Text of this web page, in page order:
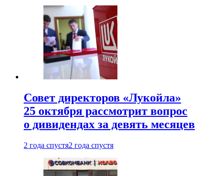
Совет директоров «Лукойла»
25 октября рассмотрит вопрос
о дивидендах за девять месяцев
2 года спустя2 года спустя